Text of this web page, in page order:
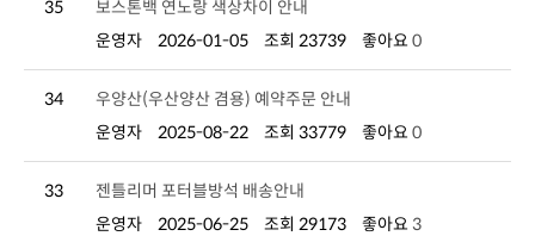
35
보스톤백 연노랑 색상차이 안내
운영자
2026-01-05 조회 23739 좋아요 0
34
우양산(우산양산 겸용) 예약주문 안내
운영자
2025-08-22 조회 33779 좋아요 0
33
젠틀리머 포터블방석 배송안내
운영자
2025-06-25 조회 29173 좋아요 3